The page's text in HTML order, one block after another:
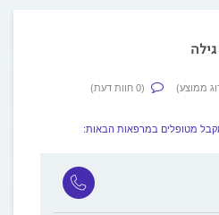
(0 חוות דעת)
מטופלים במרפאות הבאות: